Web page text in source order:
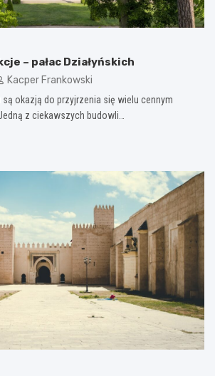
– pałac Działyńskich
Kacper Frankowski
okazją do przyjrzenia się wielu cennym
z ciekawszych budowli…